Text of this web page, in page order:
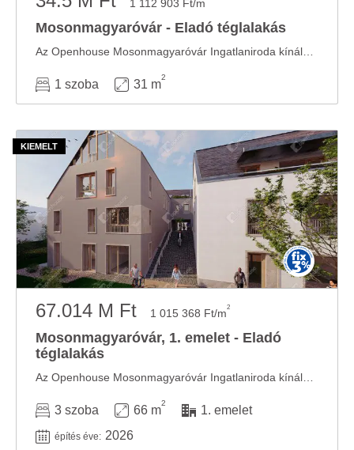
1 112 903 Ft/m
Mosonmagyaróvár - Eladó téglalakás
1 szoba 31 m
2
67.014 M Ft 1 015 368 Ft/m2
Mosonmagyaróvár, 1. emelet - Eladó
téglalakás
3 szoba 66 m
2
1. emelet
építés éve: 2026